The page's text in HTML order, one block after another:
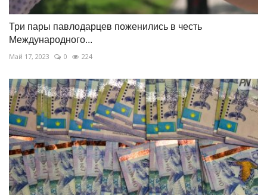
Три пары павлодарцев поженились в честь
Международного...
Май 17, 2023 0 224